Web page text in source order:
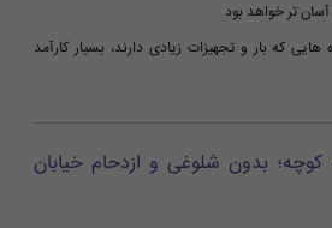
تر خواهد بود
که بار و تجهیزات زیادی دارند، بسیار کارآمد
بدون شلوغی و ازدحام خیابان